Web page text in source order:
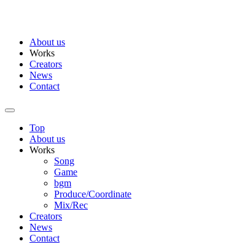
About us
Works
Creators
News
Contact
Top
About us
Works
Song
Game
bgm
Produce/Coordinate
Mix/Rec
Creators
News
Contact